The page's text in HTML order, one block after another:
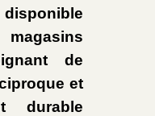
de
et
durable